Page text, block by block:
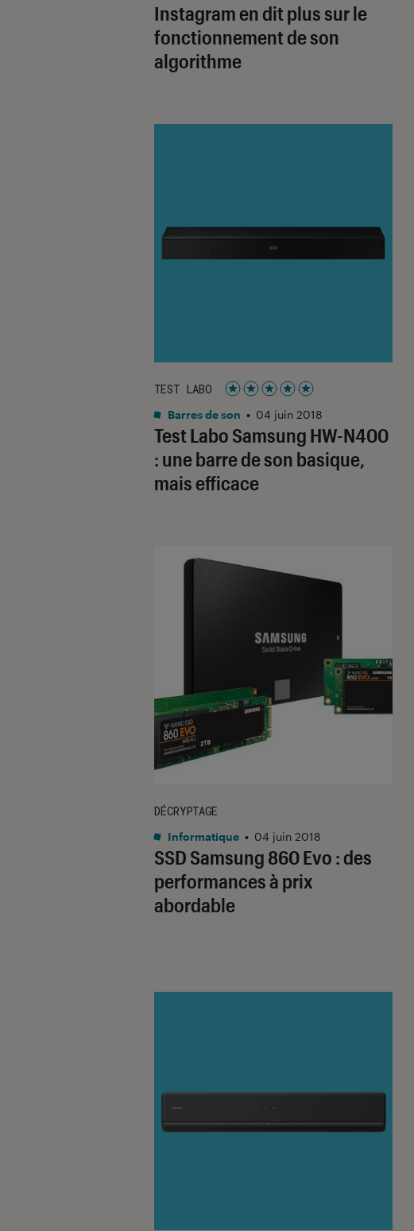
Instagram en dit plus sur le
fonctionnement de son
algorithme
Test Labo Samsung HW-N400
: une barre de son basique,
mais efficace
TEST LABO
Noté 5 étoiles sur 5
Barres de son • 04 juin 2018
SSD Samsung 860 Evo : des
performances à prix
abordable
DÉCRYPTAGE
Informatique • 04 juin 2018